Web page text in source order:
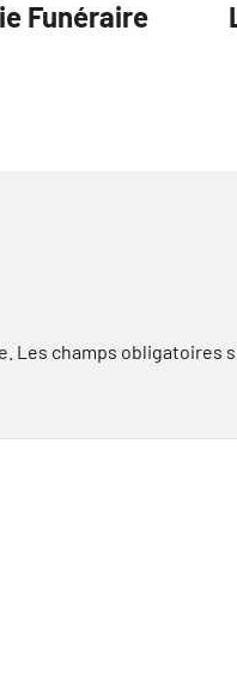
Funéraire
Les champs obligatoires